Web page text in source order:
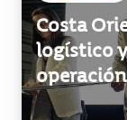
Inversiones